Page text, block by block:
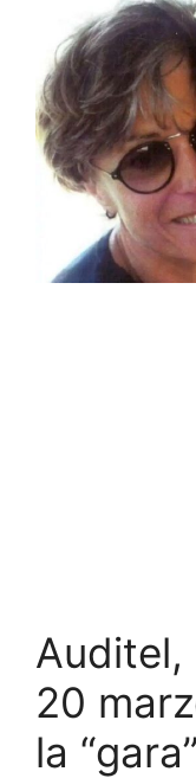
20
la